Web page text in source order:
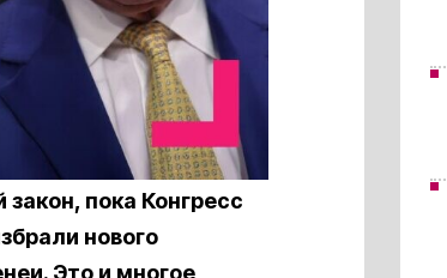
пока Конгресс
нового